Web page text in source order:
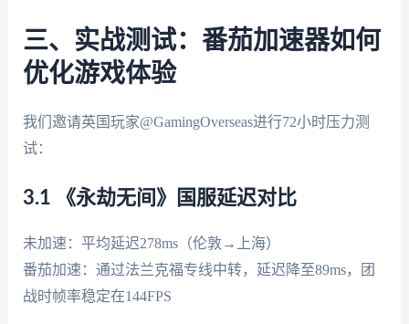
三、实战测试：番茄加速器如何
优化游戏体验
我们邀请英国玩家@GamingOverseas进行72小时压力测
试：
3.1 《永劫无间》国服延迟对比
未加速：平均延迟278ms（伦敦→上海）
番茄加速：通过法兰克福专线中转，延迟降至89ms，团
战时帧率稳定在144FPS